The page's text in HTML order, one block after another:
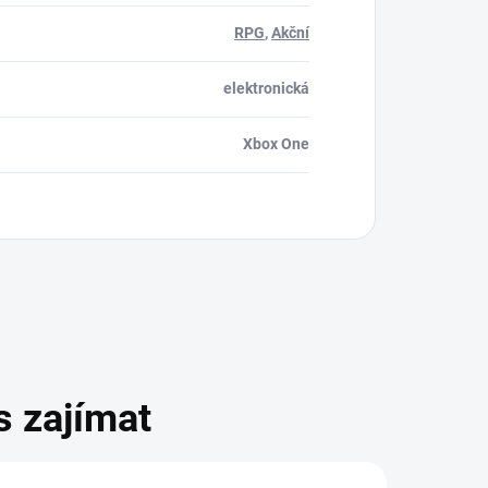
RPG,Akční
elektronická
Xbox One
zajímat